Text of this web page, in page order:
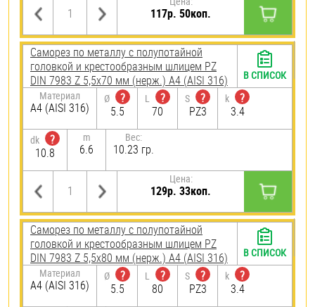
117р. 50коп.
Саморез по металлу с полупотайной
головкой и крестообразным шлицем PZ
DIN 7983 Z 5,5х70 мм (нерж.) A4 (AISI 316)
Материал
A4 (AISI 316)
Ø
?
5.5
L
?
70
S
?
PZ3
k
?
3.4
dk
?
10.8
m
6.6
Вес:
10.23 гр.
Цена:
129р. 33коп.
В СПИСОК
Саморез по металлу с полупотайной
головкой и крестообразным шлицем PZ
DIN 7983 Z 5,5х80 мм (нерж.) A4 (AISI 316)
Материал
A4 (AISI 316)
Ø
?
5.5
L
?
80
S
?
PZ3
k
?
3.4
В СПИСОК